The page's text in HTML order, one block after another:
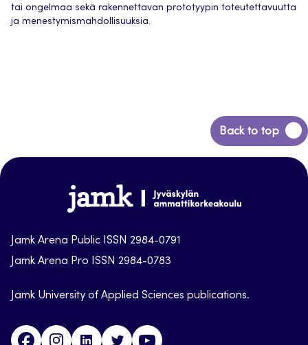
tai ongelmaa sekä rakennettavan prototyypin toteutettavuutta
ja menestymismahdollisuuksia.
Back to top
Back
to
Jamk-
arena
Jamk Arena Public ISSN 2984-0791
Jamk Arena Pro ISSN 2984-0783
Jamk University of Applied Sciences publications.
FacebookInstagramLinkedinTwitter